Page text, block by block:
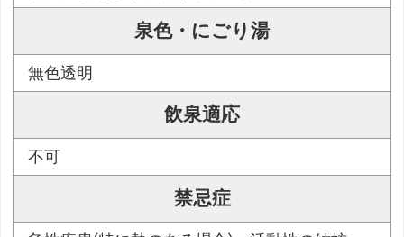
泉色・にごり湯
無色透明
飲泉適応
不可
禁忌症